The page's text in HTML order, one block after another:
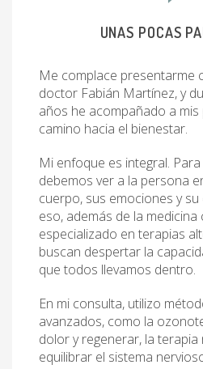
UNAS POCAS
Me complace presentarme
doctor Fabián Martínez, y
años he acompañado a
camino hacia el bienestar.
Mi enfoque es integral.
debemos ver a la persona
cuerpo, sus emociones y su
eso, además de la
especializado en terapias
buscan despertar la
que todos llevamos dentro.
En mi consulta, utilizo
avanzados, como la
dolor y regenerar, la terapia
equilibrar el sistema